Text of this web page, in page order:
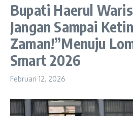
Bupati Haerul
Jangan Sampai
Zaman!”Menuju
Smart 2026
Februari 12, 2026